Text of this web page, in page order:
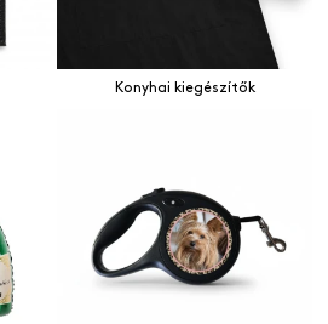
Konyhai kiegészítők